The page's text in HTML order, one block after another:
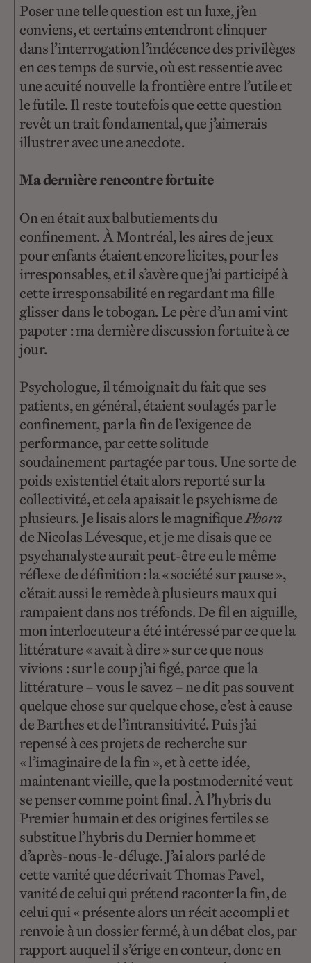
Poser une telle question est un luxe, j’en
conviens, et certains entendront clinquer
dans l’interrogation l’indécence des privilèges
en ces temps de survie, où est ressentie avec
une acuité nouvelle la frontière entre l’utile et
le futile. Il reste toutefois que cette question
revêt un trait fondamental, que j’aimerais
illustrer avec une anecdote.
Ma dernière rencontre fortuite
On en était aux balbutiements du
confinement. À Montréal, les aires de jeux
pour enfants étaient encore licites, pour les
irresponsables, et il s’avère que j’ai participé à
cette irresponsabilité en regardant ma fille
glisser dans le tobogan. Le père d’un ami vint
papoter : ma dernière discussion fortuite à ce
jour.
Psychologue, il témoignait du fait que ses
patients, en général, étaient soulagés par le
confinement, par la fin de l’exigence de
performance, par cette solitude
soudainement partagée par tous. Une sorte de
poids existentiel était alors reporté sur la
collectivité, et cela apaisait le psychisme de
plusieurs. Je lisais alors le magnifiquePhora
de Nicolas Lévesque, et je me disais que ce
psychanalyste aurait peut-être eu le même
réflexe de définition : la « société sur pause »,
c’était aussi le remède à plusieurs maux qui
rampaient dans nos tréfonds. De fil en aiguille,
mon interlocuteur a été intéressé par ce que la
littérature « avait à dire » sur ce que nous
vivions : sur le coup j’ai figé, parce que la
littérature – vous le savez – ne dit pas souvent
quelque chose sur quelque chose, c’est à cause
de Barthes et de l’intransitivité. Puis j’ai
repensé à ces projets de recherche sur
« l’imaginaire de la fin », et à cette idée,
maintenant vieille, que la postmodernité veut
se penser comme point final. À l’hybris du
Premier humain et des origines fertiles se
substitue l’hybris du Dernier homme et
d’après-nous-le-déluge. J’ai alors parlé de
cette vanité que décrivait Thomas Pavel,
vanité de celui qui prétend raconter la fin, de
celui qui « présente alors un récit accompli et
renvoie à un dossier fermé, à un débat clos, par
rapport auquel il s’érige en conteur, donc en